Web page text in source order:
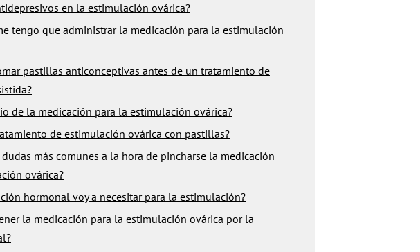
en la estimulación ovárica?
tengo que administrar la medicación para la estimulación
pastillas anticonceptivas antes de un tratamiento de
de la medicación para la estimulación ovárica?
de estimulación ovárica con pastillas?
más comunes a la hora de pincharse la medicación
ovárica?
hormonal voy a necesitar para la estimulación?
la medicación para la estimulación ovárica por la